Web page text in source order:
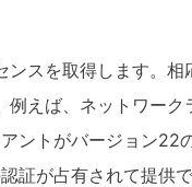
スを取得します。相
えば、ネットワーク
ントがバージョン22
証が占有されて提供で